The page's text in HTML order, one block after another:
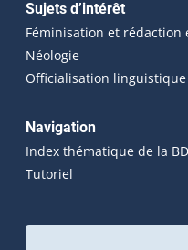
Sujets d’intérêt
Féminisation et rédaction
Néologie
Officialisation linguistique
Navigation
Index thématique de la
Tutoriel